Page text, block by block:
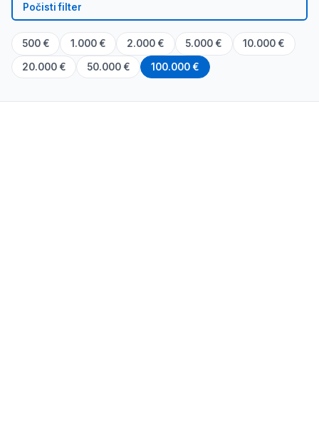
Počisti filter
500 € 1.000 € 2.000 € 5.000 € 10.000 €
20.000 € 50.000 € 100.000 €